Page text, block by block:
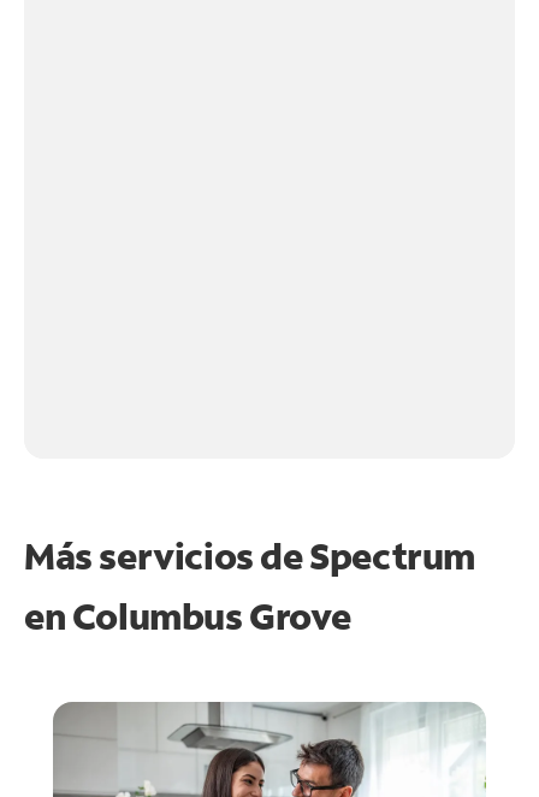
Más servicios de Spectrum
enColumbus Grove